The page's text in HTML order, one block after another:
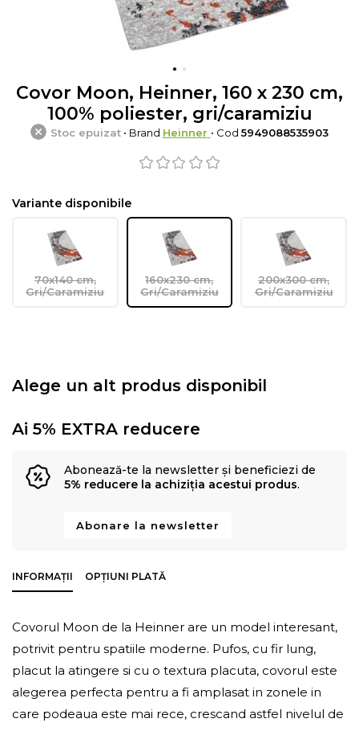
Covor Moon, Heinner, 160 x 230 cm,
100% poliester, gri/caramiziu
Stoc epuizat• Brand Heinner • Cod5949088535903
Variante disponibile
70x140 cm,
Gri/Caramiziu
160x230 cm,
Gri/Caramiziu
200x300 cm,
Gri/Caramiziu
Alege un alt produs disponibil
Ai 5% EXTRA reducere
Abonează-te la newsletter și beneficiezi de
5% reducere la achiziția acestui produs.
Abonare la newsletter
INFORMAȚII OPȚIUNI PLATĂ
Covorul Moon de la Heinner are un model interesant,
potrivit pentru spatiile moderne. Pufos, cu fir lung,
placut la atingere si cu o textura placuta, covorul este
alegerea perfecta pentru a fi amplasat in zonele in
care podeaua este mai rece, crescand astfel nivelul de